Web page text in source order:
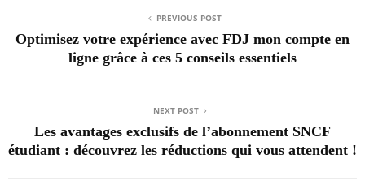
PREVIOUS POST
Optimisez votre expérience avec FDJ mon compte en
ligne grâce à ces 5 conseils essentiels
NEXT POST
Les avantages exclusifs de l’abonnement SNCF
étudiant : découvrez les réductions qui vous attendent !